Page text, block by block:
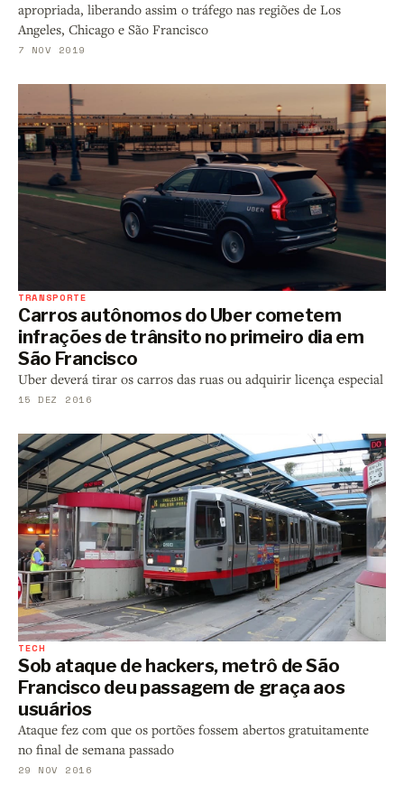
apropriada, liberando assim o tráfego nas regiões de Los
Angeles, Chicago e São Francisco
7 NOV 2019
TRANSPORTE
Carros autônomos do Uber cometem
infrações de trânsito no primeiro dia em
São Francisco
Uber deverá tirar os carros das ruas ou adquirir licença especial
15 DEZ 2016
TECH
Sob ataque de hackers, metrô de São
Francisco deu passagem de graça aos
usuários
Ataque fez com que os portões fossem abertos gratuitamente
no final de semana passado
29 NOV 2016